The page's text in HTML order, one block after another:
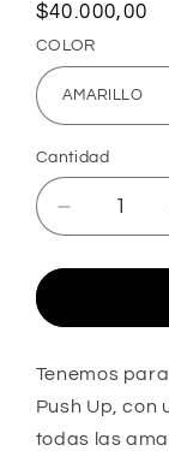
Precio
habitual
$40.000,00
COLOR
Cantidad
Reducir
cantidad
para
PUSH
CORTO
DE
Tenemos
Push Up, con
todas las